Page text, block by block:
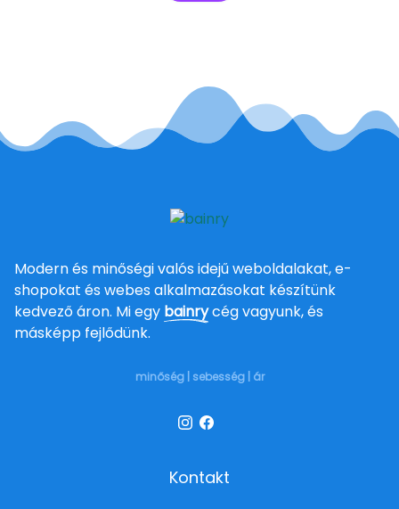
Modern és minőségi valós idejű weboldalakat, e-
shopokat és webes alkalmazásokat készítünk
kedvező áron. Mi egy bainrycég vagyunk, és
másképp fejlődünk.
minőség | sebesség | ár
Kontakt